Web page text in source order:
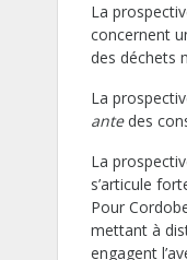
La
concernent
des déchets
La
ante des
La
s’articule
Pour
mettant à
engagent